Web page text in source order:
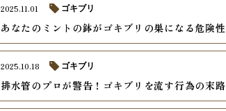
あなたのミントの鉢がゴキブリの巣になる危険性
2025.11.01 ゴキブリ
排水管のプロが警告！ゴキブリを流す行為の末路
2025.10.18 ゴキブリ